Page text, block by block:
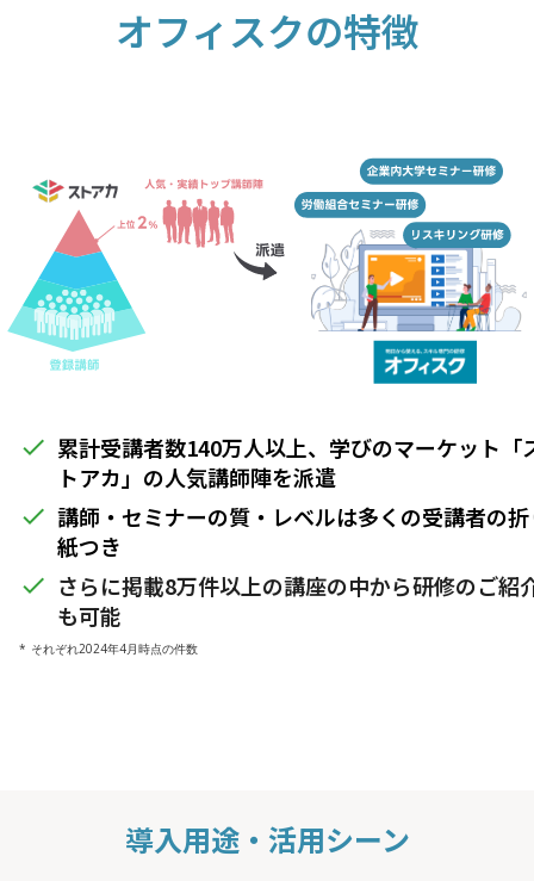
オフィスクの特徴
done 累計受講者数140万人以上、学びのマーケット「
トアカ」の人気講師陣を派遣
done 講師・セミナーの質・レベルは多くの受講者の
紙つき
done さらに掲載8万件以上の講座の中から研修のご紹
も可能
* それぞれ2024年4月時点の件数
導入用途・活用シーン